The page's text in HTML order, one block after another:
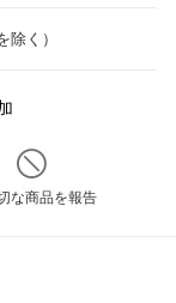
く）
な商品を報告